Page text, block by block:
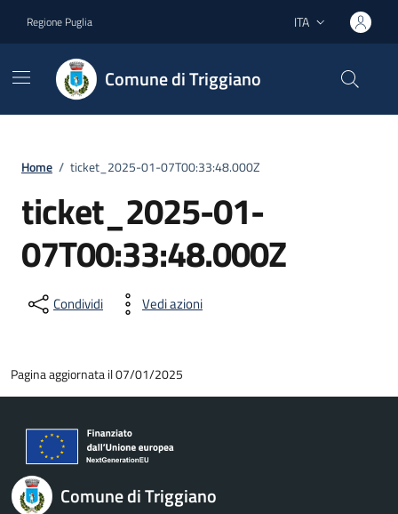
Regione Puglia Lingua attiva:
ITA
Comune di Triggiano
Home / ticket_2025-01-07T00:33:48.000Z
ticket_2025-01-
07T00:33:48.000Z
Condividi Vedi azioni
Pagina aggiornata il 07/01/2025
Comune di Triggiano